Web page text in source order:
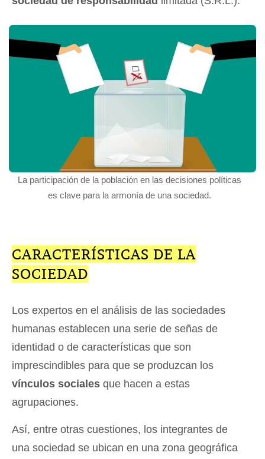
La participación de la población en las decisiones políticas
es clave para la armonía de una sociedad.
CARACTERÍSTICAS DE LA
SOCIEDAD
Los expertos en el análisis de las sociedades
humanas establecen una serie de señas de
identidad o de características que son
imprescindibles para que se produzcan los
vínculos sociales que hacen a estas
agrupaciones.
Así, entre otras cuestiones, los integrantes de
una sociedad se ubican en una zona geográfica